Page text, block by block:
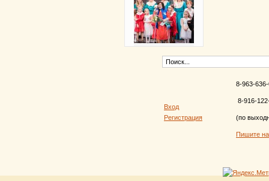
Вход
Регистрация
8-963-
8-916-
(по
Пишите